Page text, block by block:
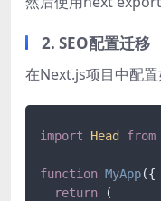
2. SEO配置迁移
在Next.js项目中配置
import Head from
function MyApp({
return (